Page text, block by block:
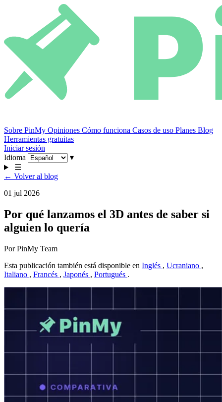
Sobre PinMy Opiniones Cómo funciona Casos de uso Planes Blog
Herramientas gratuitas
Iniciar sesión
Idioma
▾
☰
← Volver al blog
01 jul 2026
Por qué lanzamos el 3D antes de saber si
alguien lo quería
Por PinMy Team
Esta publicación también está disponible en Inglés , Ucraniano ,
Italiano , Francés , Japonés , Portugués .